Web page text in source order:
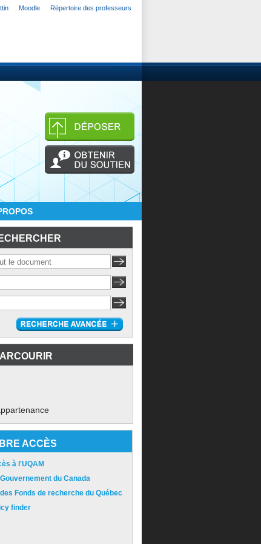
Moodle Répertoire des professeurs
ACCÈS
à l'UQAM
du Canada
Fonds de recherche du Québec
finder